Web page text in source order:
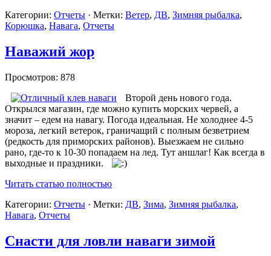
Категории: Отчеты · Метки: Ветер, ДВ, Зимняя рыбалка,
Корюшка, Навага, Отчеты
Наважий жор
Просмотров: 878
Второй день нового года.
Открылся магазин, где можно купить морских червей, а
значит – едем на навагу. Погода идеальная. Не холоднее 4-5
мороза, легкий ветерок, граничащий с полным безветрием
(редкость для приморских районов). Выезжаем не сильно
рано, где-то к 10-30 попадаем на лед. Тут аншлаг! Как всегда в
выходные и праздники.
Читать статью полностью
Категории: Отчеты · Метки: ДВ, Зима, Зимняя рыбалка,
Навага, Отчеты
Снасти для ловли наваги зимой